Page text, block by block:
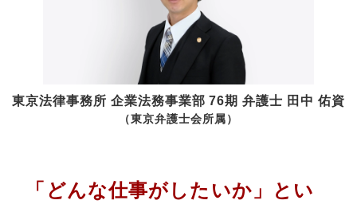
東京法律事務所 企業法務事業部 76期 弁護士 田中 佑資
（東京弁護士会所属）
「どんな仕事がしたいか」とい